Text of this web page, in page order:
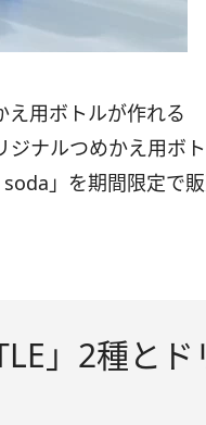
え用ボトルが作れる
ジナルつめかえ用ボ
」を期間限定で
」2種とド